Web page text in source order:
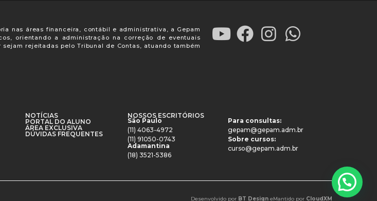
nas áreas financeira, contábil e administrativa, a Gepam
orientando a administração na correção de eventuais
rejeitadas pelo Tribunal de Contas, atuando também
NOTÍCIAS
PORTAL DO ALUNO
ÁREA EXCLUSIVA
DÚVIDAS FREQUENTES
NOSSOS ESCRITÓRIOS
São Paulo
(11) 4063-4972
(11) 91050-0743
Adamantina
(18) 3521-5386
Para consultas:
gepam@gepam.adm.br
Sobre cursos:
curso@gepam.adm.br
Desenvolvido por BT DesigneMantido por CloudXM